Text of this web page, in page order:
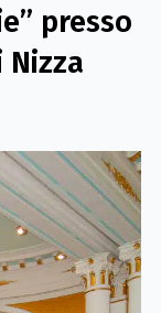
presso
Nizza